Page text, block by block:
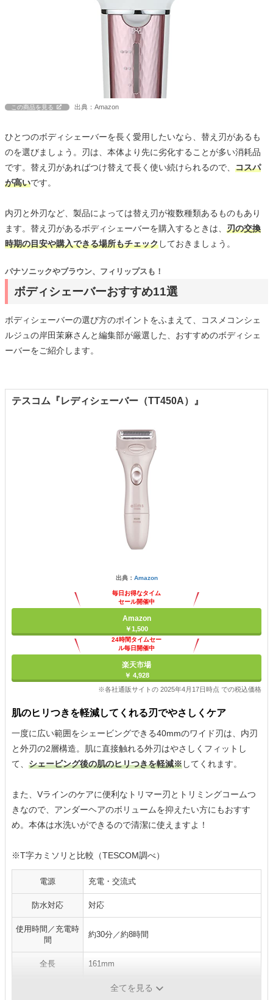
この商品を見る 出典：Amazon
ひとつのボディシェーバーを長く愛用したいなら、替え刃があるも
のを選びましょう。刃は、本体より先に劣化することが多い消耗品
です。替え刃があればつけ替えて長く使い続けられるので、 コスパ
が高いです。
内刃と外刃など、製品によっては替え刃が複数種類あるものもあり
ます。替え刃があるボディシェーバーを購入するときは、 刃の交換
時期の目安や購入できる場所もチェックしておきましょう。
ボディシェーバーおすすめ11選
パナソニックやブラウン、フィリップスも！
ボディシェーバーの選び方のポイントをふまえて、コスメコンシェ
ルジュの岸田茉麻さんと編集部が厳選した、おすすめのボディシェ
ーバーをご紹介します。
テスコム『レディシェーバー（TT450A）』
出典： Amazon
毎日お得なタイム
セール開催中
Amazon
￥1,500
24時間タイムセー
ル毎日開催中
楽天市場
￥ 4,928
※各社通販サイトの 2025年4月17日時点 での税込価格
肌のヒリつきを軽減してくれる刃でやさしくケア
一度に広い範囲をシェービングできる40mmのワイド刃は、内刃
と外刃の2層構造。肌に直接触れる外刃はやさしくフィットし
て、 シェービング後の肌のヒリつきを軽減※してくれます。
また、Vラインのケアに便利なトリマー刃とトリミングコームつ
きなので、アンダーヘアのボリュームを抑えたい方にもおすす
め。本体は水洗いができるので清潔に使えますよ！
※T字カミソリと比較（TESCOM調べ）
電源 充電・交流式
防水対応 対応
使用時間／充電時
間
約30分／約8時間
全長 161mm
130g（本体のみ）
全てを見る